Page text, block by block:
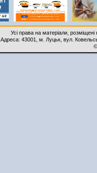
Усі права на матеріали,
Адреса: 43001, м. Луцьк, вул.